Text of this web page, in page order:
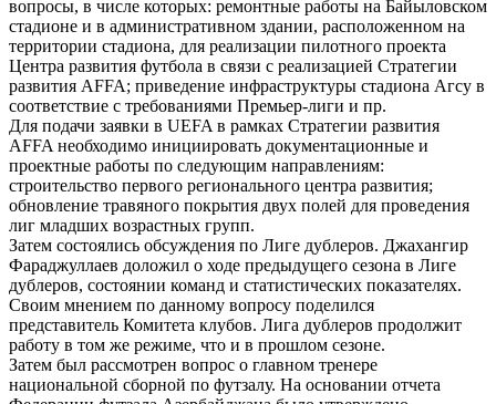
вопросы, в числе которых: ремонтные работы на Байыловском
стадионе и в административном здании, расположенном на
территории стадиона, для реализации пилотного проекта
Центра развития футбола в связи с реализацией Стратегии
развития AFFA; приведение инфраструктуры стадиона Агсу в
соответствие с требованиями Премьер-лиги и пр.
Для подачи заявки в UEFA в рамках Стратегии развития
AFFA необходимо инициировать документационные и
проектные работы по следующим направлениям:
строительство первого регионального центра развития;
обновление травяного покрытия двух полей для проведения
лиг младших возрастных групп.
Затем состоялись обсуждения по Лиге дублеров. Джахангир
Фараджуллаев доложил о ходе предыдущего сезона в Лиге
дублеров, состоянии команд и статистических показателях.
Своим мнением по данному вопросу поделился
представитель Комитета клубов. Лига дублеров продолжит
работу в том же режиме, что и в прошлом сезоне.
Затем был рассмотрен вопрос о главном тренере
национальной сборной по футзалу. На основании отчета